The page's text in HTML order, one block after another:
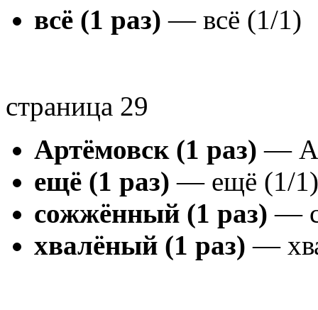
всё (1 раз) — всё (1/1)
страница 29
Артёмовск (1 раз) —
ещё (1 раз) — ещё (1/1)
сожжённый (1 раз) —
хвалёный (1 раз) —